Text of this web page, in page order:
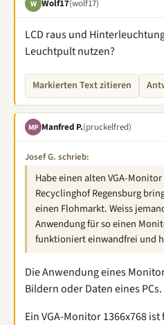
W Wolf17(wolf17)
LCD raus und
Leuchtpult nutzen?
Markierten Text zitieren
MP Manfred P.(pruckelfred)
Josef G. schrieb:
Habe einen alten VGA-
Recyclinghof Regensburg
einen Flohmarkt. Weiss
Anwendung für so einen
funktioniert einwandfrei und
Die Anwendung eines
Bildern oder Daten eines PCs.
Ein VGA-Monitor 1366x768